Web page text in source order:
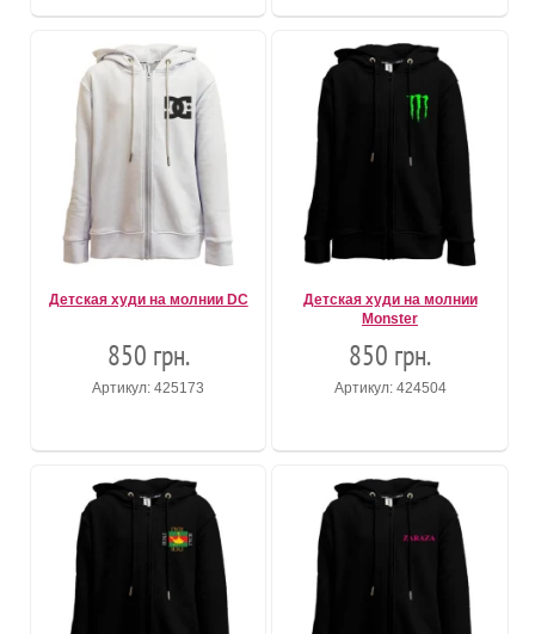
Детская худи на молнии DC
850 грн.
Артикул: 425173
Детская худи на молнии
Monster
850 грн.
Артикул: 424504